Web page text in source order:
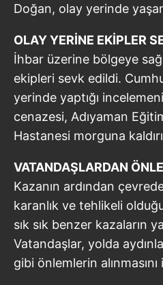
Doğan, olay yerinde
OLAY YERİNE EKİPLER
İhbar üzerine bölgeye
ekipleri sevk edildi.
yerinde yaptığı
cenazesi, Adıyaman
Hastanesi morguna
VATANDAŞLARDAN
Kazanın ardından
karanlık ve tehlikeli
sık sık benzer kazaların
Vatandaşlar, yolda
gibi önlemlerin alınmasını